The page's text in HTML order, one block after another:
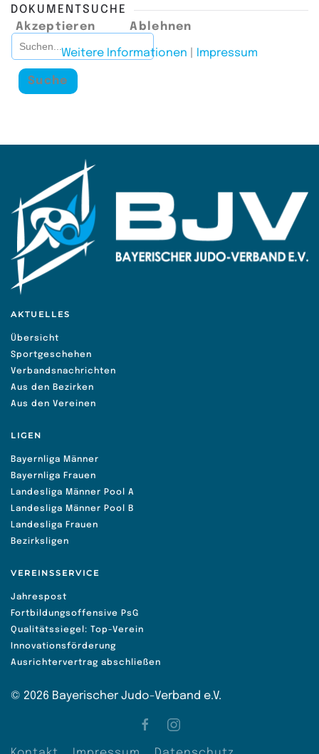
DOKUMENTSUCHE
AKTUELLES
Übersicht
Sportgeschehen
Verbandsnachrichten
Aus den Bezirken
Aus den Vereinen
LIGEN
Bayernliga Männer
Bayernliga Frauen
Landesliga Männer Pool A
Landesliga Männer Pool B
Landesliga Frauen
Bezirksligen
VEREINSSERVICE
Jahrespost
Fortbildungsoffensive PsG
Qualitätssiegel: Top-Verein
Innovationsförderung
Ausrichtervertrag abschließen
© 2026 Bayerischer Judo-Verband e.V.
Akzeptieren Ablehnen
Weitere Informationen Impressum